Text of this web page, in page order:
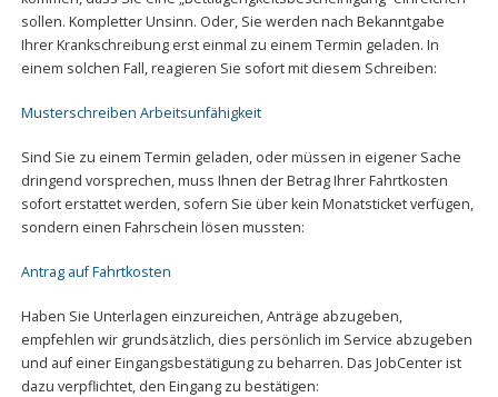
sollen. Kompletter Unsinn. Oder, Sie werden nach Bekanntgabe
Ihrer Krankschreibung erst einmal zu einem Termin geladen. In
einem solchen Fall, reagieren Sie sofort mit diesem Schreiben:
Musterschreiben Arbeitsunfähigkeit
Sind Sie zu einem Termin geladen, oder müssen in eigener Sache
dringend vorsprechen, muss Ihnen der Betrag Ihrer Fahrtkosten
sofort erstattet werden, sofern Sie über kein Monatsticket verfügen,
sondern einen Fahrschein lösen mussten:
Antrag auf Fahrtkosten
Haben Sie Unterlagen einzureichen, Anträge abzugeben,
empfehlen wir grundsätzlich, dies persönlich im Service abzugeben
und auf einer Eingangsbestätigung zu beharren. Das JobCenter ist
dazu verpflichtet, den Eingang zu bestätigen: